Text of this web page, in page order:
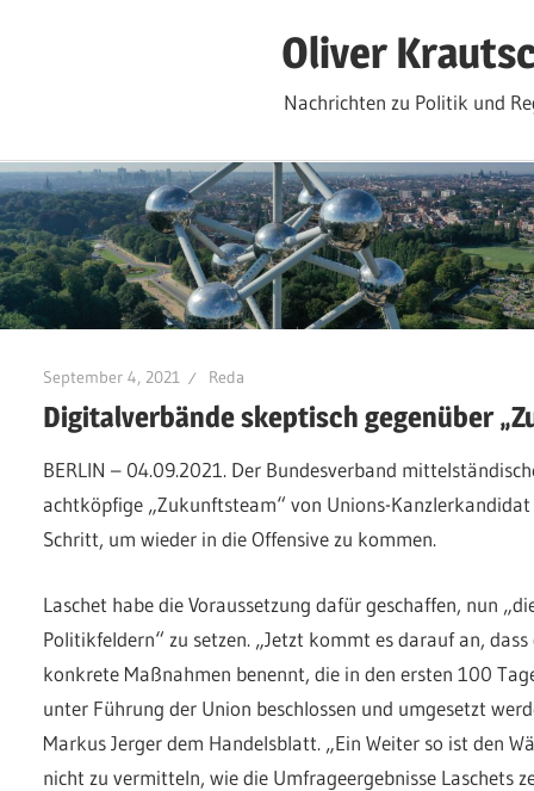
Oliver
Nachrichten zu Politik und
September 4, 2021 Reda
Digitalverbände skeptisch gegenüber
BERLIN – 04.09.2021. Der Bundesverband
achtköpfige „Zukunftsteam“ von Unions-
Schritt, um wieder in die Offensive zu kommen.
Laschet habe die Voraussetzung dafür geschaffen, nun
Politikfeldern“ zu setzen. „Jetzt kommt es darauf an,
konkrete Maßnahmen benennt, die in den ersten 100
unter Führung der Union beschlossen und umgesetzt
Markus Jerger dem Handelsblatt. „Ein Weiter so ist den
nicht zu vermitteln, wie die Umfrageergebnisse Laschets